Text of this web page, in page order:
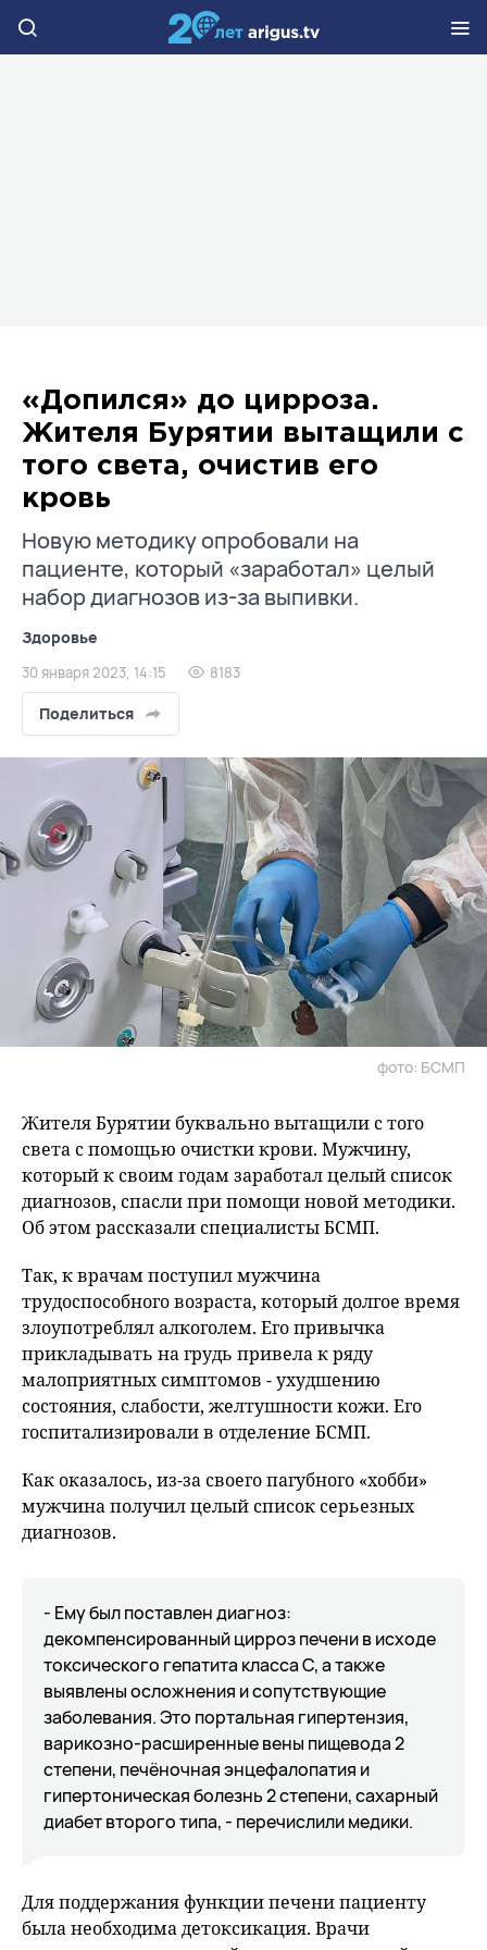
«Допился» до цирроза.
Жителя Бурятии вытащили с
того света, очистив его
кровь
Новую методику опробовали на
пациенте, который «заработал» целый
набор диагнозов из-за выпивки.
Здоровье
30 января 2023, 14:15 8183
Поделиться
фото: БСМП
Жителя Бурятии буквально вытащили с того
света с помощью очистки крови. Мужчину,
который к своим годам заработал целый список
диагнозов, спасли при помощи новой методики.
Об этом рассказали специалисты БСМП.
Так, к врачам поступил мужчина
трудоспособного возраста, который долгое время
злоупотреблял алкоголем. Его привычка
прикладывать на грудь привела к ряду
малоприятных симптомов - ухудшению
состояния, слабости, желтушности кожи. Его
госпитализировали в отделение БСМП.
Как оказалось, из-за своего пагубного «хобби»
мужчина получил целый список серьезных
диагнозов.
- Ему был поставлен диагноз:
декомпенсированный цирроз печени в исходе
токсического гепатита класса С, а также
выявлены осложнения и сопутствующие
заболевания. Это портальная гипертензия,
варикозно-расширенные вены пищевода 2
степени, печёночная энцефалопатия и
гипертоническая болезнь 2 степени, сахарный
диабет второго типа, - перечислили медики.
Для поддержания функции печени пациенту
была необходима детоксикация. Врачи